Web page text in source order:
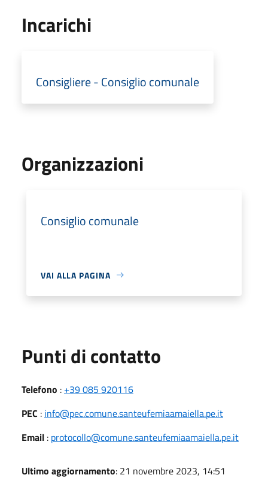
Incarichi
Consigliere - Consiglio comunale
Organizzazioni
Consiglio comunale
VAI ALLA PAGINA
Punti di contatto
Telefono : +39 085 920116
PEC : info@pec.comune.santeufemiaamaiella.pe.it
Email : protocollo@comune.santeufemiaamaiella.pe.it
Ultimo aggiornamento: 21 novembre 2023, 14:51